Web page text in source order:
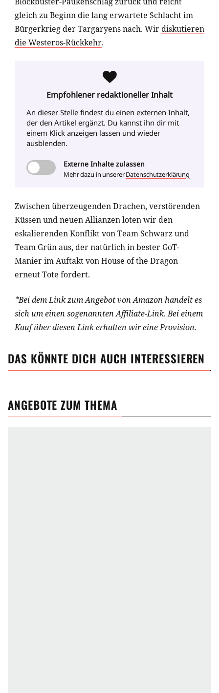
gleich zu Beginn die lang erwartete Schlacht im
Bürgerkrieg der Targaryens nach. Wir diskutieren
die Westeros-Rückkehr.
Empfohlener redaktioneller Inhalt
An dieser Stelle findest du einen externen Inhalt,
der den Artikel ergänzt. Du kannst ihn dir mit
einem Klick anzeigen lassen und wieder
ausblenden.
Externe Inhalte zulassen
Mehr dazu in unsererDatenschutzerklärung
Zwischen überzeugenden Drachen, verstörenden
Küssen und neuen Allianzen loten wir den
eskalierenden Konflikt von Team Schwarz und
Team Grün aus, der natürlich in bester GoT-
Manier im Auftakt von House of the Dragon
erneut Tote fordert.
*Bei dem Link zum Angebot von Amazon handelt es
sich um einen sogenannten Affiliate-Link. Bei einem
Kauf über diesen Link erhalten wir eine Provision.
DAS KÖNNTE DICH AUCH INTERESSIEREN
ANGEBOTE ZUM THEMA